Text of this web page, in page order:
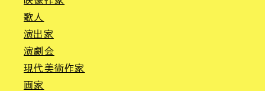
歌人
演出家
演劇会
現代美術作家
画家